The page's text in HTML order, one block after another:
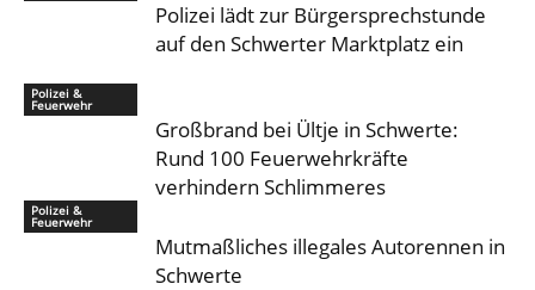
Polizei lädt zur Bürgersprechstunde
auf den Schwerter Marktplatz ein
Polizei &
Feuerwehr
Großbrand bei Ültje in Schwerte:
Rund 100 Feuerwehrkräfte
verhindern Schlimmeres
Polizei &
Feuerwehr
Mutmaßliches illegales Autorennen in
Schwerte